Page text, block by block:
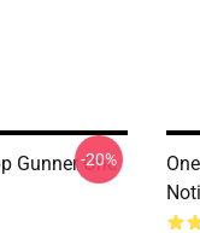
Gunner One
-20%